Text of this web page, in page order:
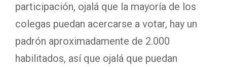
participación, ojalá que la mayoría de los
colegas puedan acercarse a votar, hay un
padrón aproximadamente de 2.000
habilitados, así que ojalá que puedan